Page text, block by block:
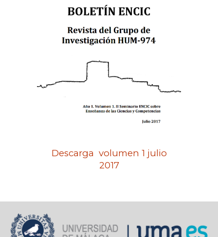
Descarga volumen 1 julio
2017